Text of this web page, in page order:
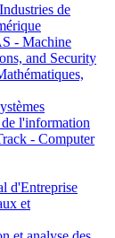
de
- Machine
and Security
de l'information
- Computer
d'Entreprise
et